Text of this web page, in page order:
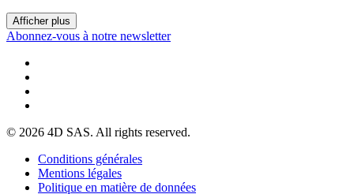
Afficher plus
Abonnez-vous à notre newsletter
© 2026 4D SAS. All rights reserved.
Conditions générales
Mentions légales
Politique en matière de données